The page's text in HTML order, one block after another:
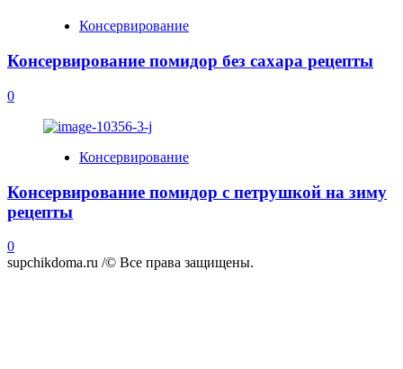
Консервирование
Консервирование помидор без сахара рецепты
0
Консервирование
Консервирование помидор с петрушкой на зиму
рецепты
0
supchikdoma.ru /© Все права защищены.